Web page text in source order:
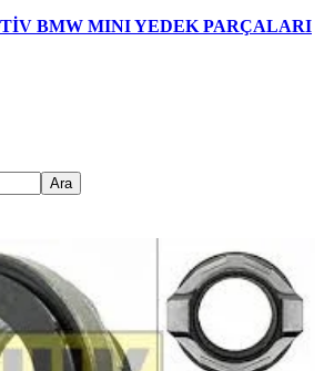
BMW MINI YEDEK PARÇALARI
Ara